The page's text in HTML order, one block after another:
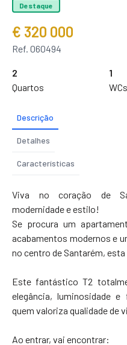
Destaque
€ 320 000
Ref. 060494
2
Quartos
1
WCs
Descrição
Detalhes
Características
Viva no coração de
modernidade e estilo!
Se procura um
acabamentos modernos e
no centro de Santarém,
Este fantástico T2
elegância, luminosidade e
quem valoriza qualidade de
Ao entrar, vai encontrar: